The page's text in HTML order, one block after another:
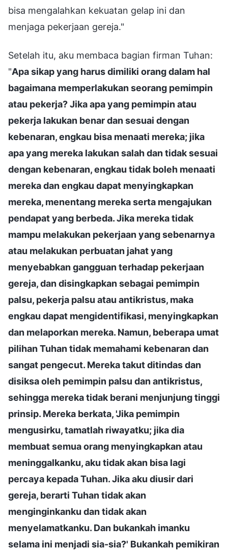
bisa mengalahkan kekuatan gelap ini dan
menjaga pekerjaan gereja."
Setelah itu, aku membaca bagian firman Tuhan:
"Apa sikap yang harus dimiliki orang dalam hal
bagaimana memperlakukan seorang pemimpin
atau pekerja? Jika apa yang pemimpin atau
pekerja lakukan benar dan sesuai dengan
kebenaran, engkau bisa menaati mereka; jika
apa yang mereka lakukan salah dan tidak sesuai
dengan kebenaran, engkau tidak boleh menaati
mereka dan engkau dapat menyingkapkan
mereka, menentang mereka serta mengajukan
pendapat yang berbeda. Jika mereka tidak
mampu melakukan pekerjaan yang sebenarnya
atau melakukan perbuatan jahat yang
menyebabkan gangguan terhadap pekerjaan
gereja, dan disingkapkan sebagai pemimpin
palsu, pekerja palsu atau antikristus, maka
engkau dapat mengidentifikasi, menyingkapkan
dan melaporkan mereka. Namun, beberapa umat
pilihan Tuhan tidak memahami kebenaran dan
sangat pengecut. Mereka takut ditindas dan
disiksa oleh pemimpin palsu dan antikristus,
sehingga mereka tidak berani menjunjung tinggi
prinsip. Mereka berkata, 'Jika pemimpin
mengusirku, tamatlah riwayatku; jika dia
membuat semua orang menyingkapkan atau
meninggalkanku, aku tidak akan bisa lagi
percaya kepada Tuhan. Jika aku diusir dari
gereja, berarti Tuhan tidak akan
menginginkanku dan tidak akan
menyelamatkanku. Dan bukankah imanku
selama ini menjadi sia-sia?' Bukankah pemikiran